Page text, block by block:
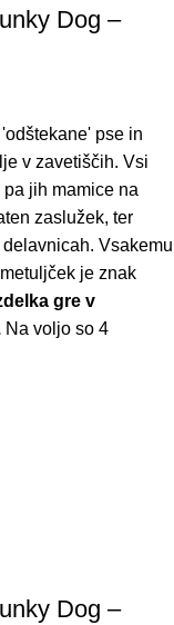
Dog –
pse in
v zavetiščih. Vsi
jih mamice na
zaslužek, ter
Vsakemu
je znak
gre v
Na voljo so 4
Dog –